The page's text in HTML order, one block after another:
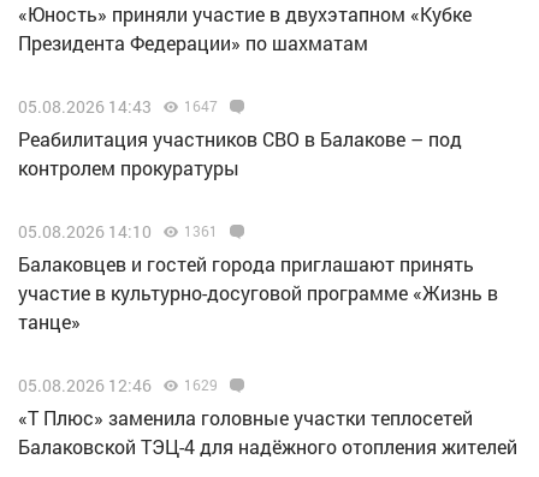
«Юность» приняли участие в двухэтапном «Кубке
Президента Федерации» по шахматам
05.08.2026 14:43 1647
Реабилитация участников СВО в Балакове – под
контролем прокуратуры
05.08.2026 14:10 1361
Балаковцев и гостей города приглашают принять
участие в культурно-досуговой программе «Жизнь в
танце»
05.08.2026 12:46 1629
«Т Плюс» заменила головные участки теплосетей
Балаковской ТЭЦ-4 для надёжного отопления жителей